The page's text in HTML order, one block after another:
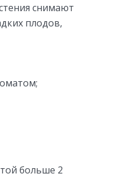
снимают
плодов,
больше 2